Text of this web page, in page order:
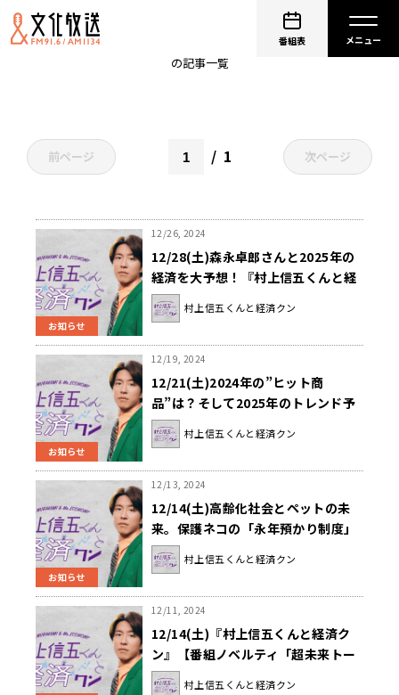
番組表
バニラVisaギフトカード
の記事一覧
前ページ 1 次ページ
お知らせ
12/26, 2024
12/28(土)森永卓郎さんと2025年の
経済を大予想！『村上信五くんと経
済クン』
村上信五くんと経済クン
お知らせ
12/19, 2024
12/21(土)2024年の”ヒット商
品”は？そして2025年のトレンド予
測！『村上信五くんと経済クン』
村上信五くんと経済クン
お知らせ
12/13, 2024
12/14(土)高齢化社会とペットの未
来。保護ネコの「永年預かり制度」
に迫る！『村上信五くんと経済ク
ン』
村上信五くんと経済クン
12/11, 2024
12/14(土)『村上信五くんと経済ク
ン』【番組ノベルティ「超未来トー
クン」プレゼント】第3弾決定！
村上信五くんと経済クン